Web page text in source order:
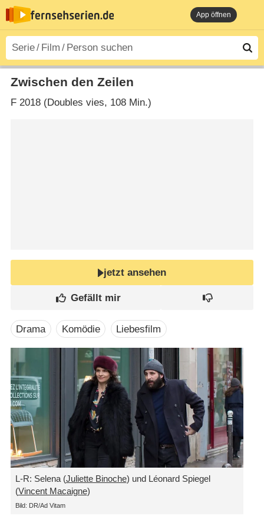
App öffnen
Zwischen den Zeilen
F2018 (Doubles vies‎, 108 Min.)
jetzt ansehen
Drama Komödie Liebesfilm
L-R: Selena (Juliette Binoche) und Léonard Spiegel
(Vincent Macaigne)
Bild: DR/​Ad Vitam